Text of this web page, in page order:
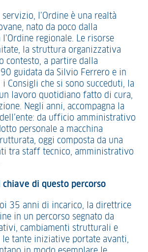
l’Ordine è una realtà
nato da poco dalla
regionale. Le risorse
la struttura organizzativa
contesto, a partire dalla
guidata da Silvio Ferrero e in
Consigli che si sono succeduti,
la
lavoro quotidiano fatto di cura,
Negli anni, accompagna la
da ufficio amministrativo
personale a macchina
oggi composta da una
tra staff tecnico, amministrativo
chiave di questo percorso
35 anni di incarico, la direttrice
in un percorso segnato da
cambiamenti strutturali e
le tante iniziative portate avanti,